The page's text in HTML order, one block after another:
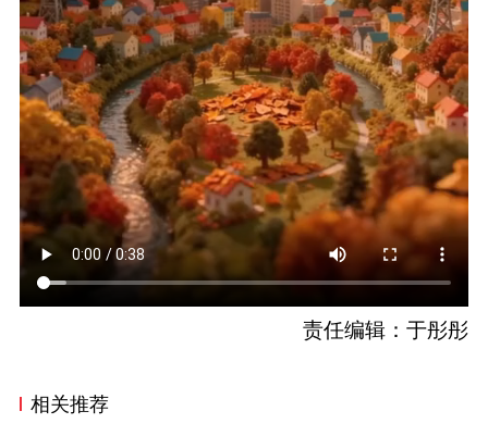
责任编辑：于彤彤
相关推荐